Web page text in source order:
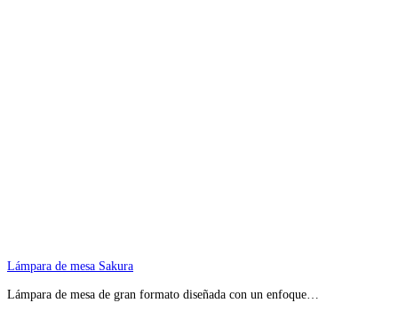
Lámpara de mesa Sakura
Lámpara de mesa de gran formato diseñada con un enfoque…